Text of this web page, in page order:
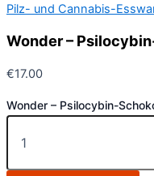
Pilz- und Cannabis-
Wonder –
€17.00
Wonder – Psilocybin-